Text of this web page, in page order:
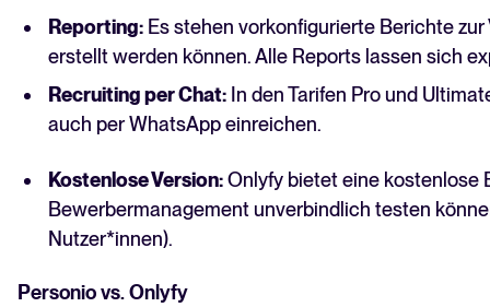
Reporting: Es stehen vorkonfigurierte Berichte
erstellt werden können. Alle Reports lassen sich
Recruiting per Chat: In den Tarifen Pro und
auch per WhatsApp einreichen.
Kostenlose Version:Onlyfy bietet eine kostenlose
Bewerbermanagement unverbindlich testen
Nutzer*innen).
Personio vs. Onlyfy